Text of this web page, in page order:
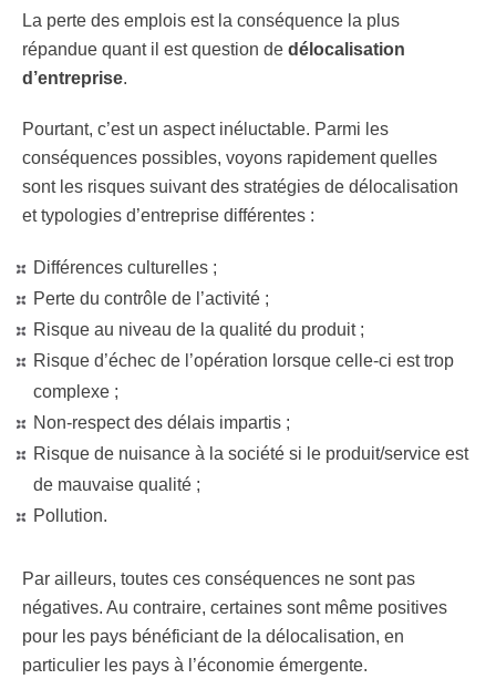
La perte des emplois est la conséquence la plus
répandue quant il est question de délocalisation
d’entreprise.
Pourtant, c’est un aspect inéluctable. Parmi les
conséquences possibles, voyons rapidement quelles
sont les risques suivant des stratégies de délocalisation
et typologies d’entreprise différentes :
Différences culturelles ;
Perte du contrôle de l’activité ;
Risque au niveau de la qualité du produit ;
Risque d’échec de l’opération lorsque celle-ci est trop
complexe ;
Non-respect des délais impartis ;
Risque de nuisance à la société si le produit/service est
de mauvaise qualité ;
Pollution.
Par ailleurs, toutes ces conséquences ne sont pas
négatives. Au contraire, certaines sont même positives
pour les pays bénéficiant de la délocalisation, en
particulier les pays à l’économie émergente.